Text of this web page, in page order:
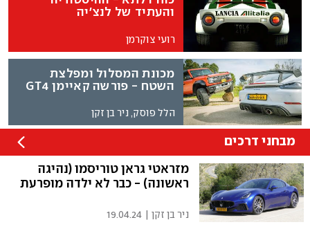
והעתיד של לנצ'יה
רועי צוקרמן
מכונת המסלול ומפלצת
השטח - פורשה קאיימן GT4
הלל פוסק, ניר בן זקן
מבחני דרכים
מזראטי גראן טוריסמו (נהיגה
ראשונה) - כבר לא ילדה מופרעת
ניר בן זקן 19.04.24